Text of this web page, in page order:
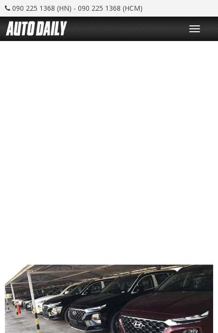
090 225 1368 (HN) - 090 225 1368 (HCM)
T
o
g